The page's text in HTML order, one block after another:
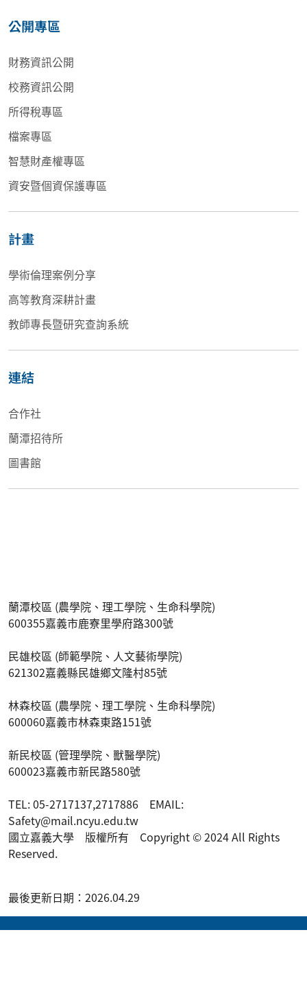
公開專區
財務資訊公開
校務資訊公開
所得稅專區
檔案專區
智慧財產權專區
資安暨個資保護專區
計畫
學術倫理案例分享
高等教育深耕計畫
教師專長暨研究查詢系統
連結
合作社
蘭潭招待所
圖書館
蘭潭校區 (農學院、理工學院、生命科學院)
600355嘉義市鹿寮里學府路300號
民雄校區 (師範學院、人文藝術學院)
621302嘉義縣民雄鄉文隆村85號
林森校區 (農學院、理工學院、生命科學院)
600060嘉義市林森東路151號
新民校區 (管理學院、獸醫學院)
600023嘉義市新民路580號
TEL: 05-2717137,2717886 EMAIL:
Safety@mail.ncyu.edu.tw
國立嘉義大學 版權所有 Copyright © 2024 All Rights
Reserved.
最後更新日期：2026.04.29